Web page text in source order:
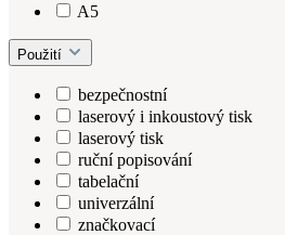
A5
Použití
bezpečnostní
laserový i inkoustový tisk
laserový tisk
ruční popisování
tabelační
univerzální
značkovací